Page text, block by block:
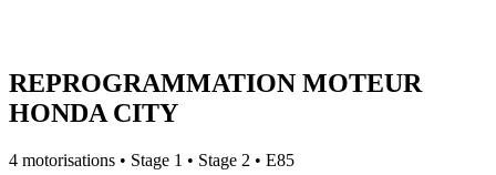
REPROGRAMMATION MOTEUR
HONDA CITY
4 motorisations • Stage 1 • Stage 2 • E85